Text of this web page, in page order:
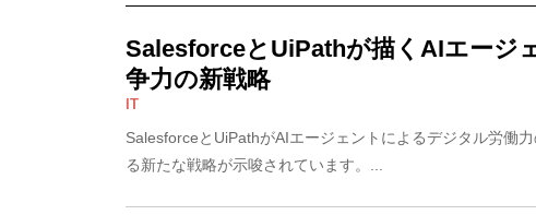
SalesforceとUiPathが描くAIエージ
争力の新戦略
IT
SalesforceとUiPathがAIエージェントによるデジタル労働
る新たな戦略が示唆されています。...